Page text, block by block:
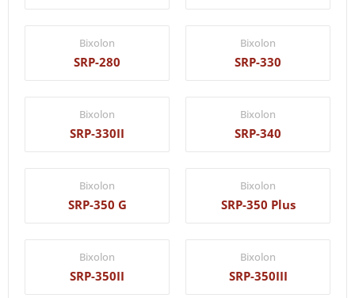
Bixolon
SRP-280
Bixolon
SRP-330
Bixolon
SRP-330II
Bixolon
SRP-340
Bixolon
SRP-350 G
Bixolon
SRP-350 Plus
Bixolon
SRP-350II
Bixolon
SRP-350III